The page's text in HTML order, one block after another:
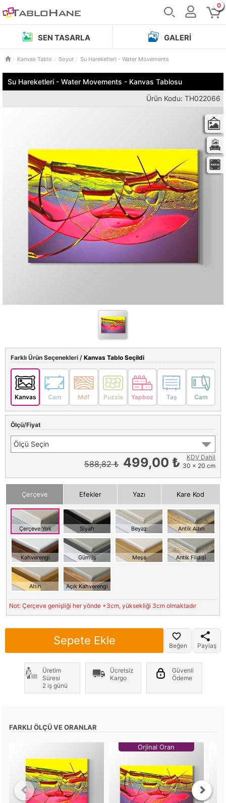
0
SEN TASARLA GALERI
Kanvas Tablo Soyut Su Hareketleri - Water Movements
Su Hareketleri - Water Movements - Kanvas Tablosu
Ürün Kodu: TH022066
Farklı Ürün Seçenekleri / Kanvas Tablo Seçildi
Kanvas Cam Mdf Puzzle Yapboz Taş Cam
Ölçü/Fiyat
Ölçü Seçin
588,82 ₺ 499,00 ₺
KDV Dahil
30 x 20 cm
Çerçeve Efekler Yazı Kare Kod
Çerçeve Yok Siyah Beyaz Antik Altın
Kahverengi Gümüş Meşe Antik Fildişi
Altın Açık Kahverengi
Not: Çerçeve genişliği her yönde +3cm, yüksekliği 3cm olmaktadır
Sepete Ekle Beğen Paylaş
Üretim
Süresi
2 iş günü
Ücretsiz
Kargo
Güvenli
Ödeme
FARKLI ÖLÇÜ VE ORANLAR
Orjinal Oran